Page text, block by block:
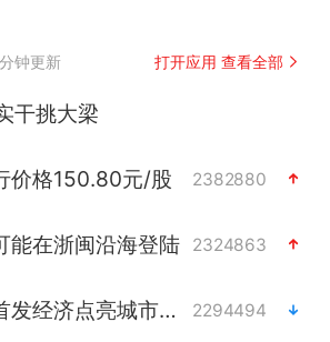
钟更新 打开应用 查看全部
干挑大梁
价格150.80元/股 2382880
能在浙闽沿海登陆 2324863
以“新”破局 首发经济点亮城市消费活力 2294494